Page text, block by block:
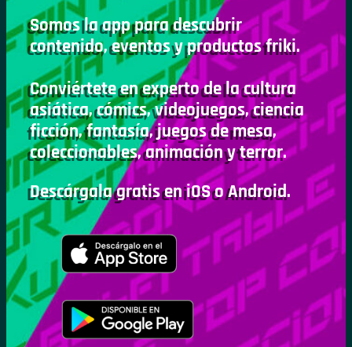
Somos la app para descubrir
contenido, eventos y productos friki.
Conviértete en experto de la cultura
asiática, cómics, videojuegos, ciencia
ficción, fantasía, juegos de mesa,
coleccionables, animación y terror.
Descárgala gratis en iOS o Android.